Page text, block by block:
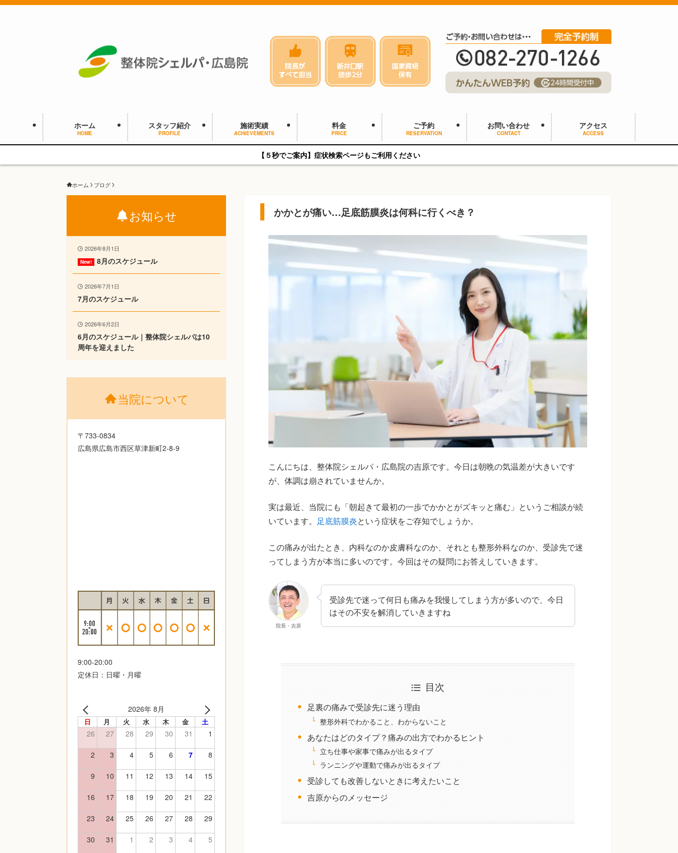
ホーム
HOME
スタッフ紹介
PROFILE
施術実績
ACHIEVEMENTS
料金
PRICE
ご予約
RESERVATION
お問い合わせ
CONTACT
アクセス
ACCESS
【５秒でご案内】症状検索ページもご利用ください
ホーム ブログ
かかとが痛い…足底筋膜炎は何科に行くべき？
こんにちは、整体院シェルパ・広島院の吉原です。今日は朝晩の気温差が大きいです
が、体調は崩されていませんか。
実は最近、当院にも「朝起きて最初の一歩でかかとがズキッと痛む」というご相談が続
いています。 足底筋膜炎という症状をご存知でしょうか。
この痛みが出たとき、内科なのか皮膚科なのか、それとも整形外科なのか、受診先で迷
ってしまう方が本当に多いのです。今回はその疑問にお答えしていきます。
院長・吉原
受診先で迷って何日も痛みを我慢してしまう方が多いので、今日
はその不安を解消していきますね
目次
足裏の痛みで受診先に迷う理由
整形外科でわかること、わからないこと
あなたはどのタイプ？痛みの出方でわかるヒント
立ち仕事や家事で痛みが出るタイプ
ランニングや運動で痛みが出るタイプ
受診しても改善しないときに考えたいこと
吉原からのメッセージ
お知らせ
2026年8月1日
8月のスケジュール
2026年7月1日
7月のスケジュール
2026年6月2日
6月のスケジュール｜整体院シェルパは10
周年を迎えました
当院について
〒733-0834
広島県広島市西区草津新町2-8-9
9:00-20:00
定休日：日曜・月曜
2026年 8月
日 月 火 水 木 金 土
26 27 28 29 30 31 1
2 3 4 5 6 7 8
9 10 11 12 13 14 15
16 17 18 19 20 21 22
23 24 25 26 27 28 29
30 31 1 2 3 4 5